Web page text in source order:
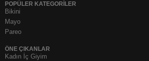
POPÜLER KATEGORİLER
Bikini
Mayo
Pareo
ÖNE ÇIKANLAR
Kadın İç Giyim